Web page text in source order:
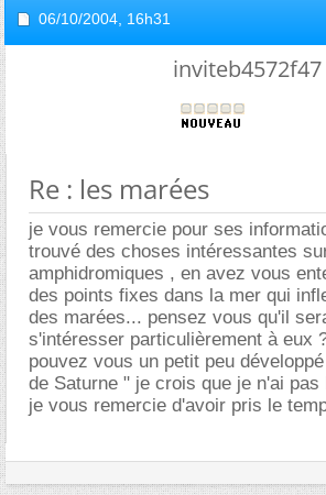
06/10/2004, 16h31
inviteb4572f47
Re : les marées
je vous remercie pour ses
trouvé des choses intéressantes
amphidromiques , en avez vous
des points fixes dans la mer qui
des marées... pensez vous qu'il
s'intéresser particulièrement à eux
pouvez vous un petit peu
de Saturne " je crois que je n'ai pas
je vous remercie d'avoir pris le